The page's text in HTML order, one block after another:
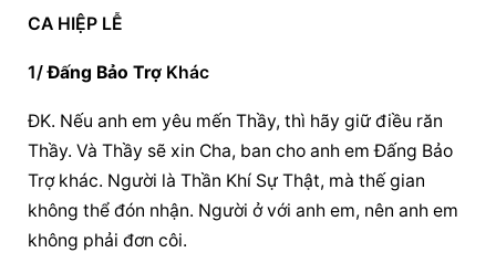
CA HIỆP LỄ
1/ Đấng Bảo Trợ Khác
ĐK. Nếu anh em yêu mến Thầy, thì hãy giữ điều răn
Thầy. Và Thầy sẽ xin Cha, ban cho anh em Đấng Bảo
Trợ khác. Người là Thần Khí Sự Thật, mà thế gian
không thể đón nhận. Người ở với anh em, nên anh em
không phải đơn côi.